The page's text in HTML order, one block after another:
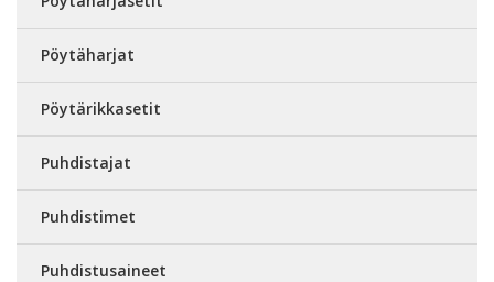
Pöytäharjat
Pöytärikkasetit
Puhdistajat
Puhdistimet
Puhdistusaineet